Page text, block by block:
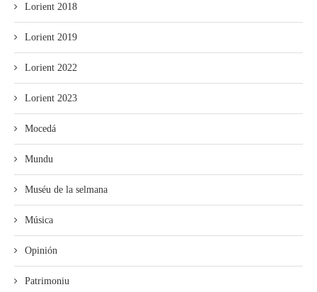
Lorient 2018
Lorient 2019
Lorient 2022
Lorient 2023
Mocedá
Mundu
Muséu de la selmana
Música
Opinión
Patrimoniu